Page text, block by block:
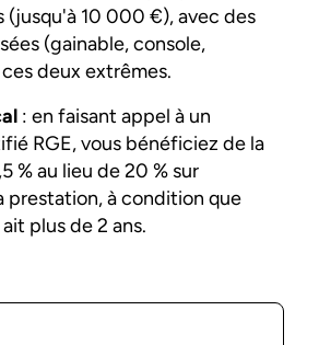
(jusqu'à 10 000 €), avec des
(gainable, console,
deux extrêmes.
: en faisant appel à un
RGE, vous bénéficiez de la
% au lieu de 20 % sur
prestation, à condition que
plus de 2 ans.